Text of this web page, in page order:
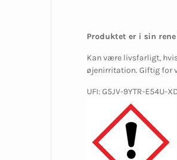
Produktet er i sin
Kan være livsfarligt,
øjenirritation. Giftig for
UFI: G5JV-9YTR-E54U-